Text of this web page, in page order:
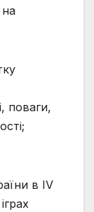
на
поваги,
в IV